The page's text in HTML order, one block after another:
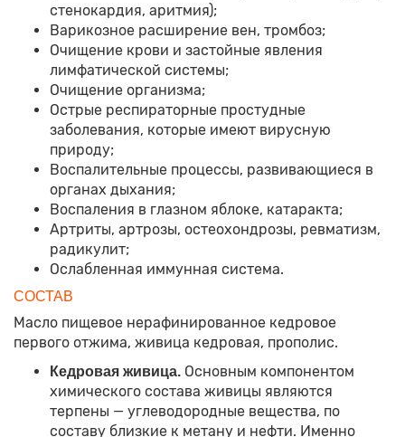
стенокардия, аритмия);
Варикозное расширение вен, тромбоз;
Очищение крови и застойные явления
лимфатической системы;
Очищение организма;
Острые респираторные простудные
заболевания, которые имеют вирусную
природу;
Воспалительные процессы, развивающиеся в
органах дыхания;
Воспаления в глазном яблоке, катаракта;
Артриты, артрозы, остеохондрозы, ревматизм,
радикулит;
Ослабленная иммунная система.
СОСТАВ
Масло пищевое нерафинированное кедровое
первого отжима, живица кедровая, прополис.
Кедровая живица. Основным компонентом
химического состава живицы являются
терпены — углеводородные вещества, по
составу близкие к метану и нефти. Именно